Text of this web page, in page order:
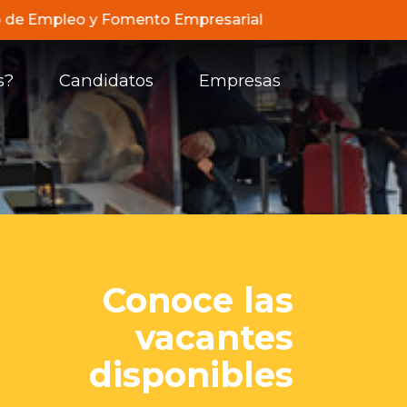
y Fomento Empresarial de Compensar,
Candidatos Empresas
Conoce las
vacantes
disponibles